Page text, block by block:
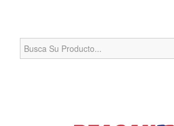
Search
for: